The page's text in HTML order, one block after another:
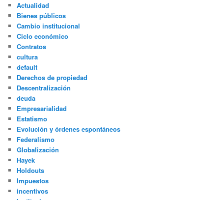
Actualidad
Bienes públicos
Cambio institucional
Ciclo económico
Contratos
cultura
default
Derechos de propiedad
Descentralización
deuda
Empresarialidad
Estatismo
Evolución y órdenes espontáneos
Federalismo
Globalización
Hayek
Holdouts
Impuestos
incentivos